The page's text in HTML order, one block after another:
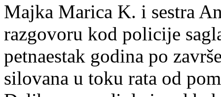
Majka Marica K. i sestra
razgovoru kod policije
petnaestak godina po
silovana u toku rata od